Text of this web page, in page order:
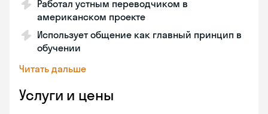
Работал устным переводчиком в
американском проекте
Использует общение как главный принцип в
обучении
Читать дальше
Услуги и цены